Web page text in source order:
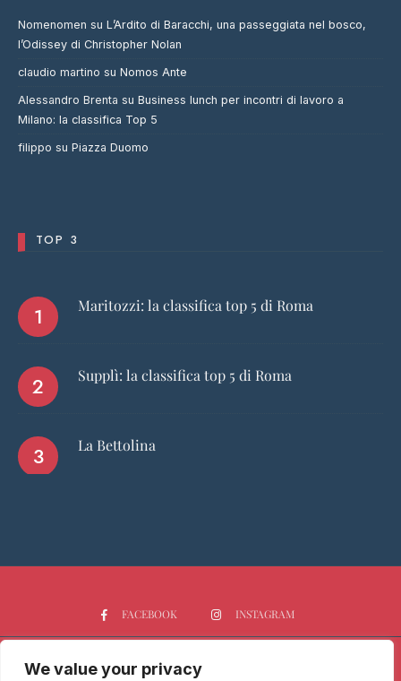
We value your privacy
Nomenomen su L’Ardito di Baracchi, una passeggiata nel bosco,
l’Odissey di Christopher Nolan
claudio martino su Nomos Ante
Alessandro Brenta su Business lunch per incontri di lavoro a
Milano: la classifica Top 5
filippo su Piazza Duomo
TOP 3
Maritozzi: la classifica top 5 di Roma
Supplì: la classifica top 5 di Roma
La Bettolina
FACEBOOK INSTAGRAM
HOME CHI SIAMO